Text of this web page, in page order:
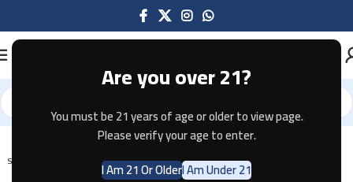
Are you over 21?
You must be 21 years of age or older to view page.
Please verify your age to enter.
I Am 21 Or OlderI Am Under 21
Home Pods & Coils
SOLD OUT